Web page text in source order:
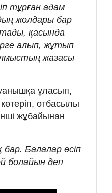
тұрған адам
жолдары бар
қасында
алып, жұтып
жазасы
ұласып,
отбасылы
жұбайынан
бар. Балалар өсіп
болайын деп